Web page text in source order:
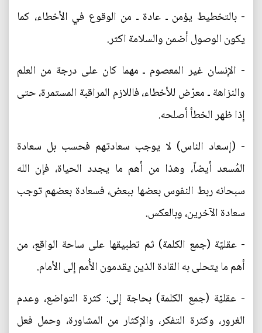
- بالتخطيط يؤمن ـ عادة ـ من الوقوع في الأخطاء، كما
يكون الوصول أضمن والسلامة اكثر.
- الإنسان غير المعصوم ـ مهما كان على درجة من العلم
والنزاهة ـ معرّض للأخطاء، فاللازم المراقبة المستمرة، حتى
إذا ظهر الخطأ أصلحه.
- (إسعاد الناس) لا يوجب سعادتهم فحسب بل سعادة
المُسعد أيضاً، وهذا من أهم ما يجدد الحياة، فإن الله
سبحانه ربط النفوس بعضها ببعض، فسعادة بعضهم توجب
سعادة الآخرين، وبالعكس.
- عقليّة (جمع الكلمة) ثم تطبيقها على ساحة الواقع، من
أهم ما يتحلى به القادة الذين يقدمون الأُمم إلى الأمام.
- عقليّة (جمع الكلمة) بحاجة إلى: كثرة التواضع، وعدم
الغرور، وكثرة التفكر، والإكثار من المشاورة، وحمل فعل